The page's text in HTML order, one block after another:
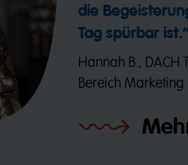
die
Tag spürbar
Hannah B.,
Bereich Marketing